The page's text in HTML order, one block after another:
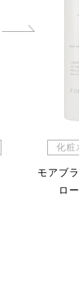
化粧
モアブ
ロ